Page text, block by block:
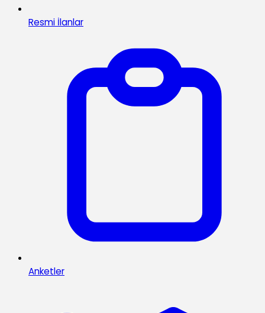
Resmi İlanlar
Anketler